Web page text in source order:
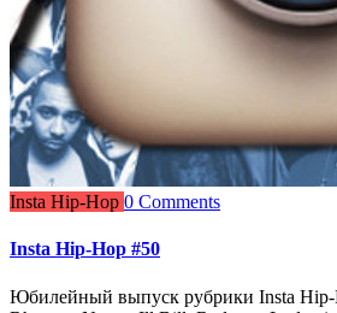
Insta Hip-Hop 0 Comments
Insta Hip-Hop #50
Юбилейный выпуск рубрики Insta Hip-